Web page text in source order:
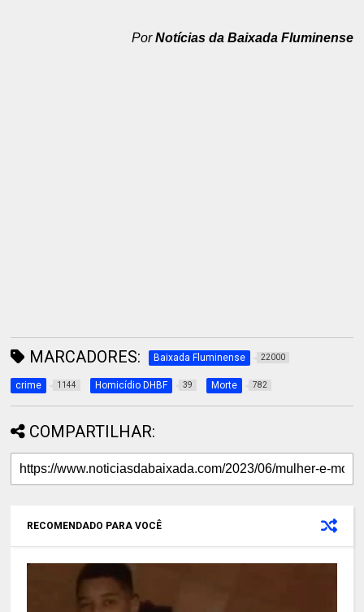
PorNotícias da Baixada Fluminense
MARCADORES: Baixada Fluminense 22000
crime 1144 Homicídio DHBF 39 Morte 782
COMPARTILHAR:
RECOMENDADO PARA VOCÊ